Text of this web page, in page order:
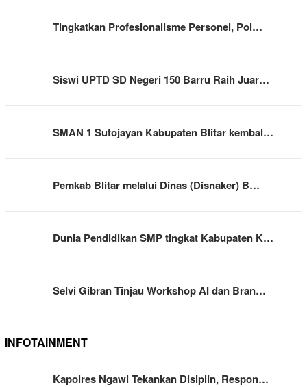
Tingkatkan Profesionalisme Personel, Pol…
Siswi UPTD SD Negeri 150 Barru Raih Juar…
SMAN 1 Sutojayan Kabupaten Blitar kembal…
Pemkab Blitar melalui Dinas (Disnaker) B…
Dunia Pendidikan SMP tingkat Kabupaten K…
Selvi Gibran Tinjau Workshop AI dan Bran…
INFOTAINMENT
Kapolres Ngawi Tekankan Disiplin, Respon…